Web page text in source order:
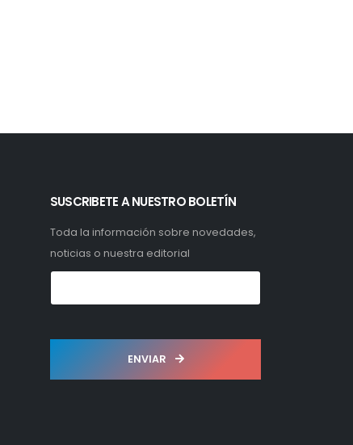
SUSCRIBETE A NUESTRO BOLETÍN
Toda la información sobre novedades,
noticias o nuestra editorial
ENVIAR